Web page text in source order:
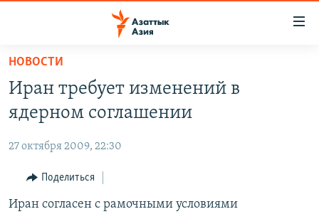
Вернуться
основному
содержанию
Вернутся
навигации
Вернутся
ЦЕНТРАЛЬНАЯ АЗИЯ
КАЗАХСТАН
УЗБЕКИСТАН
ТАДЖИКИСТАН
НОВОСТИ
ВОЙНА В УКРАИНЕ
НА ДРУГИХ ЯЗЫКАХ
ҚАЗАҚША
КЫРГЫЗЧА
НОВОСТИ
Иран требует изменений в
ядерном соглашении
27 октября 2009, 22:30
Поделиться
Иран согласен с рамочными условиями